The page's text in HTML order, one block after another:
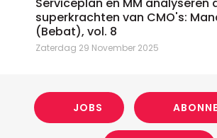
Serviceplan en MM analyseren
superkrachten van CMO's:
(Bebat), vol. 8
Zaterdag 29 November 2025
JOBS